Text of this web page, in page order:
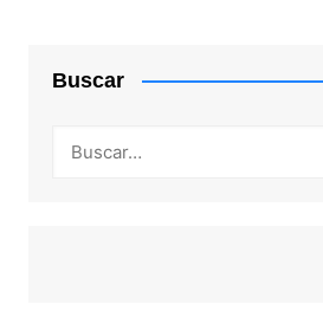
Buscar